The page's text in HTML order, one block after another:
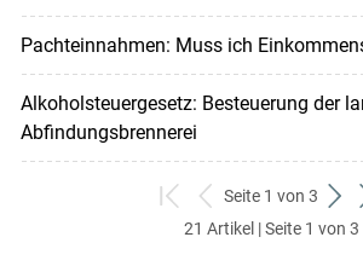
Pachteinnahmen: Muss ich
Alkoholsteuergesetz: Besteuerung der
Abfindungsbrennerei
zum
ersten
zurück
zum
Seite 1 von 3
zum
21 Artikel | Seite 1 von 3